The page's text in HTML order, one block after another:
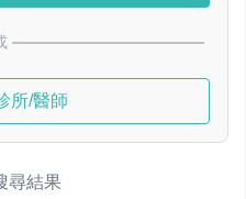
所/醫師
尋結果